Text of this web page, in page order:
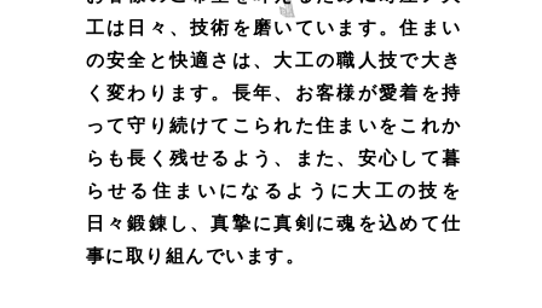
工は日々、技術を磨いています。住まい
の安全と快適さは、大工の職人技で大き
く変わります。長年、お客様が愛着を持
って守り続けてこられた住まいをこれか
らも長く残せるよう、また、安心して暮
らせる住まいになるように大工の技を
日々鍛錬し、真摯に真剣に魂を込めて仕
事に取り組んでいます。